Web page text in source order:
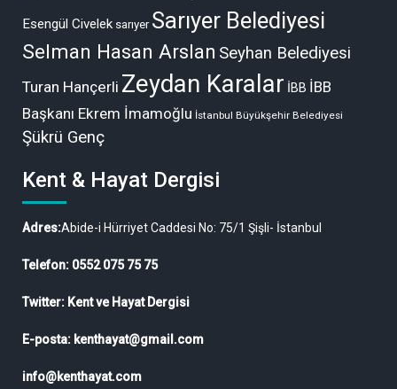
Esengül Civelek sarıyer Sarıyer Belediyesi
Selman Hasan Arslan Seyhan Belediyesi
Turan Hançerli Zeydan Karalar İBB İBB
Başkanı Ekrem İmamoğlu İstanbul Büyükşehir Belediyesi
Şükrü Genç
Kent & Hayat Dergisi
Adres:Abide-i Hürriyet Caddesi No: 75/1 Şişli- İstanbul
Telefon: 0552 075 75 75
Twitter: Kent ve Hayat Dergisi
E-posta: kenthayat@gmail.com
info@kenthayat.com